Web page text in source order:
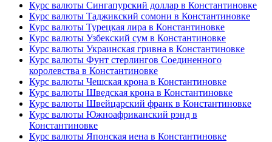
Курс валюты Сингапурский доллар в Константиновке
Курс валюты Таджикский сомони в Константиновке
Курс валюты Турецкая лира в Константиновке
Курс валюты Узбекский сум в Константиновке
Курс валюты Украинская гривна в Константиновке
Курс валюты Фунт стерлингов Соединенного
королевства в Константиновке
Курс валюты Чешская крона в Константиновке
Курс валюты Шведская крона в Константиновке
Курс валюты Швейцарский франк в Константиновке
Курс валюты Южноафриканский рэнд в
Константиновке
Курс валюты Японская иена в Константиновке